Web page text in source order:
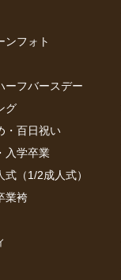
ンフォト
ーフバースデー
グ
・百日祝い
入学卒業
（1/2成人式）
業袴